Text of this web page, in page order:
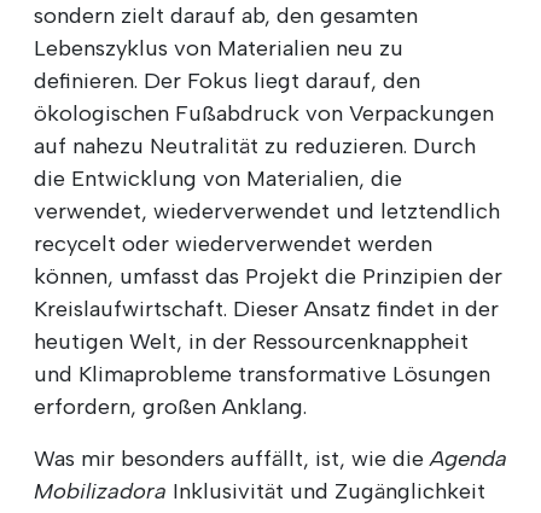
sondern zielt darauf ab, den gesamten
Lebenszyklus von Materialien neu zu
definieren. Der Fokus liegt darauf, den
ökologischen Fußabdruck von Verpackungen
auf nahezu Neutralität zu reduzieren. Durch
die Entwicklung von Materialien, die
verwendet, wiederverwendet und letztendlich
recycelt oder wiederverwendet werden
können, umfasst das Projekt die Prinzipien der
Kreislaufwirtschaft. Dieser Ansatz findet in der
heutigen Welt, in der Ressourcenknappheit
und Klimaprobleme transformative Lösungen
erfordern, großen Anklang.
Was mir besonders auffällt, ist, wie dieAgenda
Mobilizadora Inklusivität und Zugänglichkeit